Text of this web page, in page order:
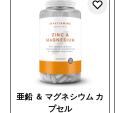
亜鉛 ＆ マグネシウム カ
プセル